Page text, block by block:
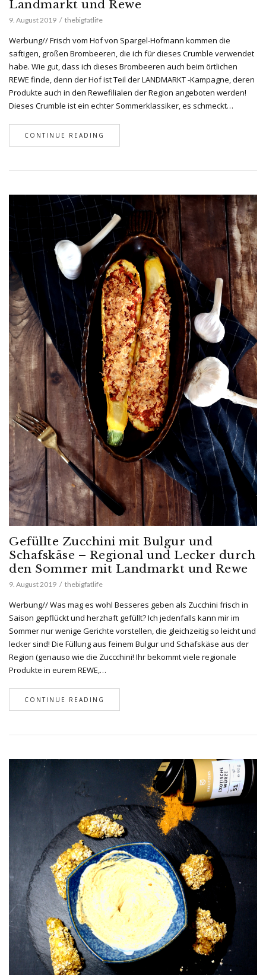
Landmarkt und Rewe
9. August 2019 thebigfatlife
Werbung// Frisch vom Hof von Spargel-Hofmann kommen die
saftigen, großen Brombeeren, die ich für dieses Crumble verwendet
habe. Wie gut, dass ich dieses Brombeeren auch beim örtlichen
REWE finde, denn der Hof ist Teil der LANDMARKT -Kampagne, deren
Produkte auch in den Rewefilialen der Region angeboten werden!
Dieses Crumble ist ein echter Sommerklassiker, es schmeckt…
CONTINUE READING
Gefüllte Zucchini mit Bulgur und
Schafskäse – Regional und Lecker durch
den Sommer mit Landmarkt und Rewe
9. August 2019 thebigfatlife
Werbung// Was mag es wohl Besseres geben als Zucchini frisch in
Saison gepflückt und herzhaft gefüllt? Ich jedenfalls kann mir im
Sommer nur wenige Gerichte vorstellen, die gleichzeitig so leicht und
lecker sind! Die Füllung aus feinem Bulgur und Schafskäse aus der
Region (genauso wie die Zuccchini! Ihr bekommt viele regionale
Produkte in eurem REWE,…
CONTINUE READING